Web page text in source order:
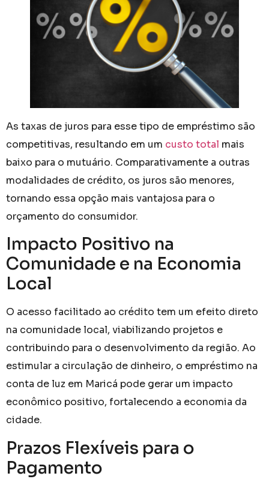
As taxas de juros para esse tipo de empréstimo são
competitivas, resultando em um custo total mais
baixo para o mutuário. Comparativamente a outras
modalidades de crédito, os juros são menores,
tornando essa opção mais vantajosa para o
orçamento do consumidor.
Impacto Positivo na
Comunidade e na Economia
Local
O acesso facilitado ao crédito tem um efeito direto
na comunidade local, viabilizando projetos e
contribuindo para o desenvolvimento da região. Ao
estimular a circulação de dinheiro, o empréstimo na
conta de luz em Maricá pode gerar um impacto
econômico positivo, fortalecendo a economia da
cidade.
Prazos Flexíveis para o
Pagamento